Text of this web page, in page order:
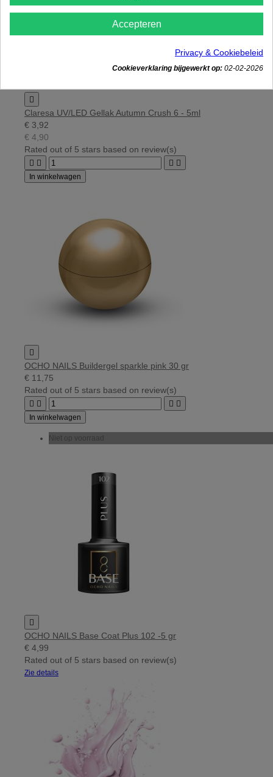

Claresa UV/LED Gellak Autumn Crush 6 - 5ml
€ 3,92
€ 4,90
Rated out of 5 stars based on review(s)
   
In winkelwagen

OCHO NAILS Buildergel sparkle pink 30 gr
€ 11,75
Rated out of 5 stars based on review(s)
   
In winkelwagen
Niet op voorraad

OCHO NAILS Base Coat Plus 102 -5 gr
€ 4,99
Rated out of 5 stars based on review(s)
Zie details
Accepteren
Privacy & Cookiebeleid
Cookieverklaring bijgewerkt op: 02-02-2026